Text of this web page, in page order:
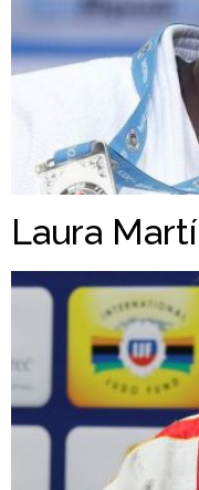
Laura